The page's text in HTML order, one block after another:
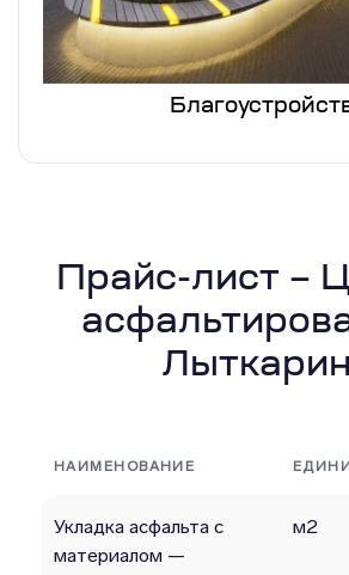
Прайс-лист –
НАИМЕНОВАНИЕ
Укладка асфальта с
материалом —
м2